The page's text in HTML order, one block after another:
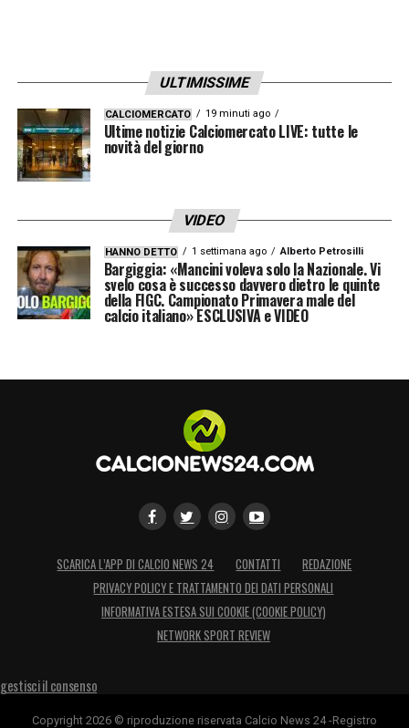
ULTIMISSIME
CALCIOMERCATO 19 minuti ago
Ultime notizie Calciomercato LIVE: tutte le
novità del giorno
VIDEO
HANNO DETTO 1 settimana ago Alberto Petrosilli
Bargiggia: «Mancini voleva solo la Nazionale. Vi
svelo cosa è successo davvero dietro le quinte
della FIGC. Campionato Primavera male del
calcio italiano» ESCLUSIVA e VIDEO
SCARICA L’APP DI CALCIO NEWS 24 CONTATTI
REDAZIONE
PRIVACY POLICY E TRATTAMENTO DEI DATI PERSONALI
INFORMATIVA ESTESA SUI COOKIE (COOKIE POLICY)
NETWORK SPORT REVIEW
gestisci il consenso
Copyright 2026 © riproduzione riservata Calcio News 24 -Registro